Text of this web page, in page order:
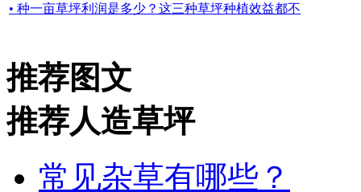
• 种一亩草坪利润是多少？这三种草坪种植效益都不
推荐图文
推荐人造草坪
常见杂草有哪些？